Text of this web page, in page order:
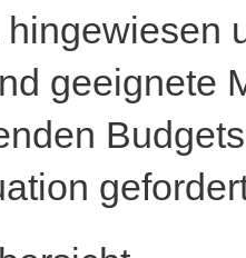
hingewiesen
geeignete